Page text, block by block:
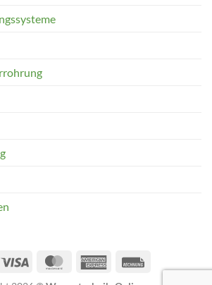
Visa MasterCardAmerican